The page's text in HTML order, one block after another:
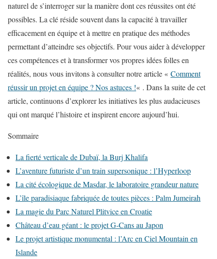
naturel de s’interroger sur la manière dont ces réussites ont été
possibles. La clé réside souvent dans la capacité à travailler
efficacement en équipe et à mettre en pratique des méthodes
permettant d’atteindre ses objectifs. Pour vous aider à développer
ces compétences et à transformer vos propres idées folles en
réalités, nous vous invitons à consulter notre article « Comment
réussir un projet en équipe ? Nos astuces !« . Dans la suite de cet
article, continuons d’explorer les initiatives les plus audacieuses
qui ont marqué l’histoire et inspirent encore aujourd’hui.
Sommaire
La fierté verticale de Dubaï, la Burj Khalifa
L’aventure futuriste d’un train supersonique : l’Hyperloop
La cité écologique de Masdar, le laboratoire grandeur nature
L’île paradisiaque fabriquée de toutes pièces : Palm Jumeirah
La magie du Parc Naturel Plitvice en Croatie
Château d’eau géant : le projet G-Cans au Japon
Le projet artistique monumental : l’Arc en Ciel Mountain en
Islande